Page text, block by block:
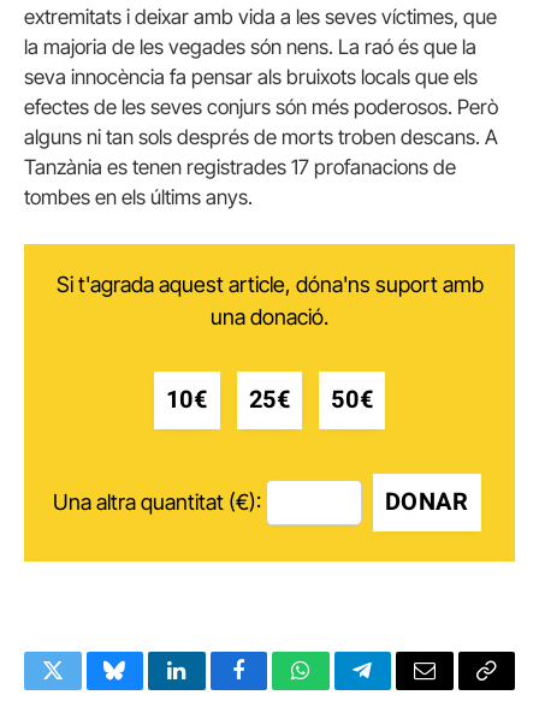
extremitats i deixar amb vida a les seves víctimes, que
la majoria de les vegades són nens. La raó és que la
seva innocència fa pensar als bruixots locals que els
efectes de les seves conjurs són més poderosos. Però
alguns ni tan sols després de morts troben descans. A
Tanzània es tenen registrades 17 profanacions de
tombes en els últims anys.
Si t'agrada aquest article, dóna'ns suport amb
una donació.
10€ 25€ 50€
Una altra quantitat (€): DONAR
TwitterBlueskyLinkedInFacebookWhatsAppTelegramEmail Copy